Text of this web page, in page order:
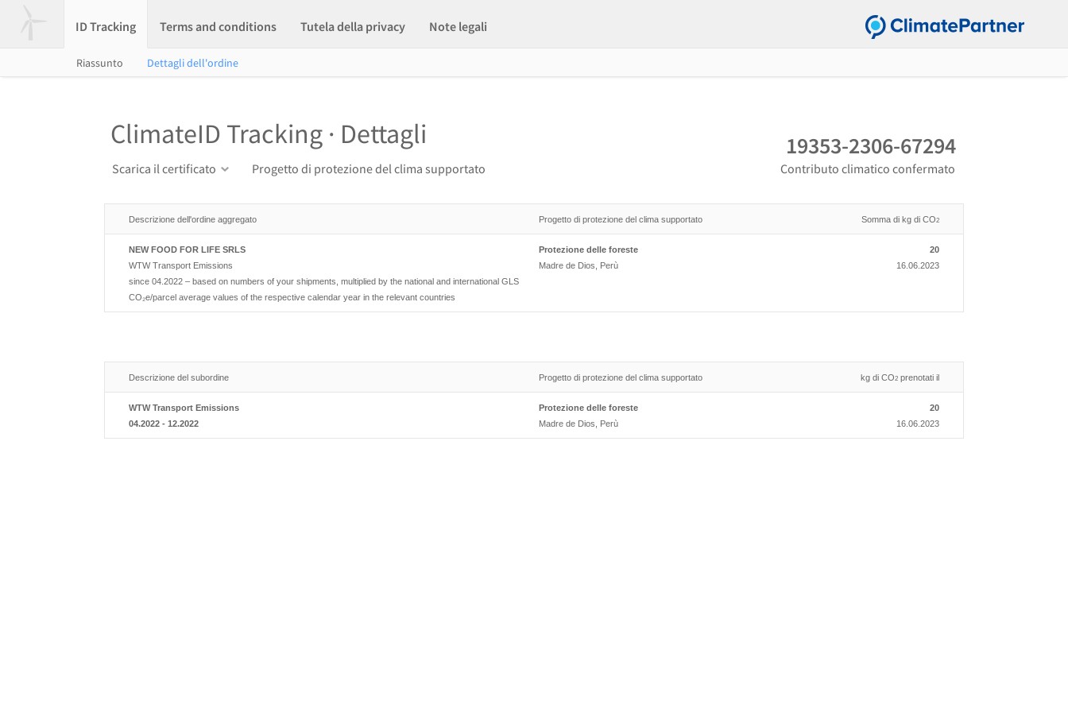
ID Tracking Terms and conditions Tutela della privacy Note legali
Riassunto Dettagli dell'ordine
ClimateID Tracking · Dettagli
Scarica il certificato Progetto di protezione del clima supportato
19353-2306-67294
Contributo climatico confermato
Descrizione dell'ordine aggregato Progetto di protezione del clima supportato Somma di kg di CO2
NEW FOOD FOR LIFE SRLS
WTW Transport Emissions
since 04.2022 – based on numbers of your shipments, multiplied by the national and international GLS
CO₂e/parcel average values of the respective calendar year in the relevant countries
Protezione delle foreste
Madre de Dios, Perù
20
16.06.2023
Descrizione del subordine Progetto di protezione del clima supportato kg di CO2 prenotati il
WTW Transport Emissions
04.2022 - 12.2022
Protezione delle foreste
Madre de Dios, Perù
20
16.06.2023